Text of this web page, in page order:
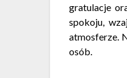
gratulacje
spokoju,
atmosferze.
osób.